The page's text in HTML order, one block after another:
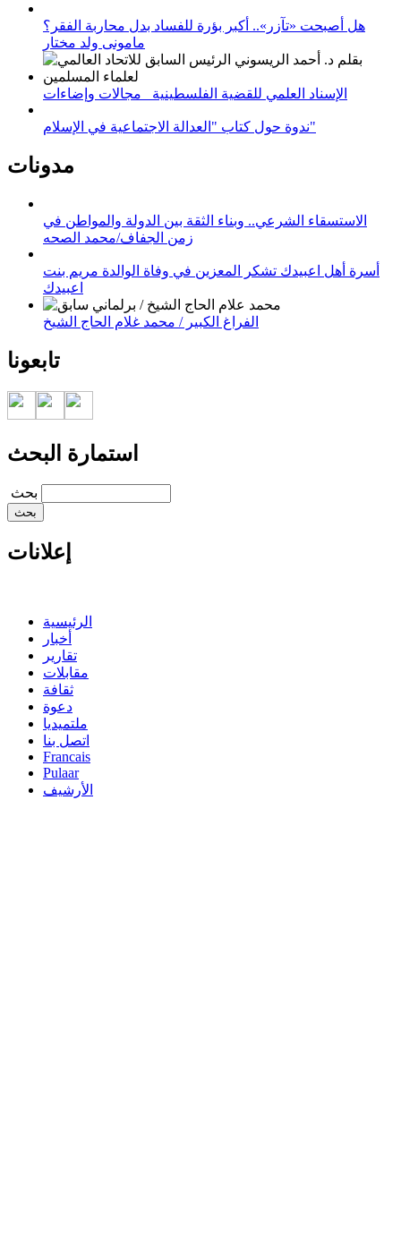
هل أصبحت «تآزر».. أكبر بؤرة للفساد بدل محاربة الفقر؟
مامونى ولد مختار
الإسناد العلمي للقضية الفلسطينية_ مجالات وإضاءات
ندوة حول كتاب "العدالة الاجتماعية في الإسلام"
مدونات
الاستسقاء الشرعي.. وبناء الثقة بين الدولة والمواطن في
زمن الجفاف/محمد الصحه
أسرة أهل اعبيدك تشكر المعزين في وفاة الوالدة مريم بنت
اعبيدك
الفراغ الكبير / محمد غلام الحاج الشيخ
تابعونا
استمارة البحث
‏بحث ‏
إعلانات
الرئيسية
أخبار
تقارير
مقابلات
ثقافة
دعوة
ملتميديا
اتصل بنا
Francais
Pulaar
الأرشيف